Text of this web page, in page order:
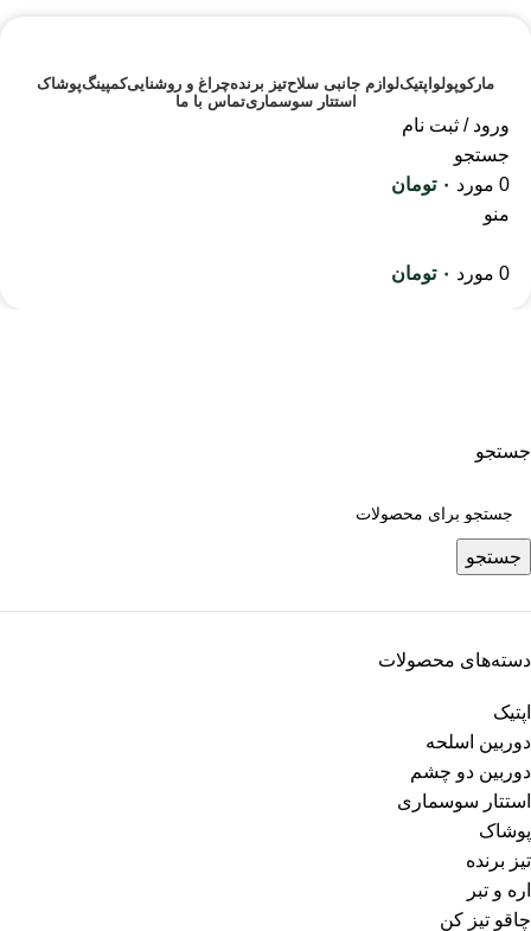
مارکوپولو اپتیکلوازم جانبی سلاحتیز برندهچراغ و روشناییکمپینگپوشاک
استتار سوسماریتماس با ما
ورود / ثبت نام
جستجو
0 مورد ۰ تومان
منو
0 مورد ۰ تومان
جستجو
جستجو
دسته‌های محصولات
اپتیک
دوربین اسلحه
دوربین دو چشم
استتار سوسماری
پوشاک
تیز برنده
اره و تبر
چاقو تیز کن